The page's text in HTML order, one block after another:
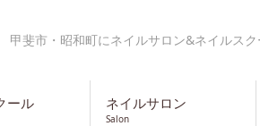
甲斐市・昭和町にネイルサロン&ネイルス
ール ネイルサロン
Salon